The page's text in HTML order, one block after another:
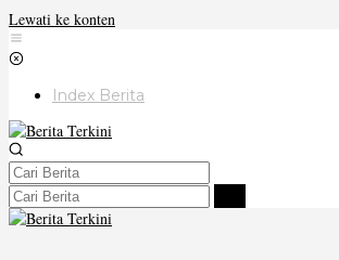
Lewati ke konten
Index Berita